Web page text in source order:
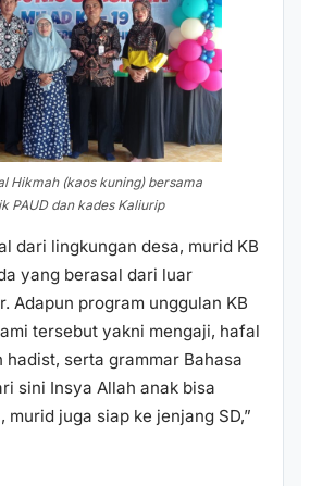
Hikmah (kaos kuning) bersama
PAUD dan kades Kaliurip
dari lingkungan desa, murid KB
yang berasal dari luar
Adapun program unggulan KB
tersebut yakni mengaji, hafal
hadist, serta grammar Bahasa
sini Insya Allah anak bisa
murid juga siap ke jenjang SD,”